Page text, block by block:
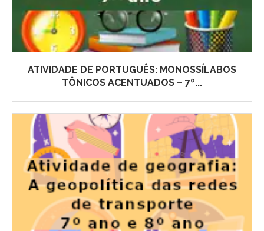
ATIVIDADE DE PORTUGUÊS: MONOSSÍLABOS
TÔNICOS ACENTUADOS – 7º...